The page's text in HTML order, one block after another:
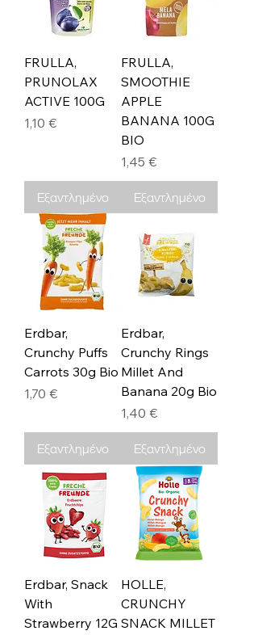
FRULLA,
PRUNOLAX
ACTIVE 100G
Τιμή
1,10 €
Εξαντλημένο
FRULLA,
SMOOTHIE
APPLE
BANANA 100G
BIO
Τιμή
1,45 €
Εξαντλημένο
Erdbar,
Crunchy Puffs
Carrots 30g Bio
Τιμή
1,70 €
Εξαντλημένο
Erdbar,
Crunchy Rings
Millet And
Banana 20g Bio
Τιμή
1,40 €
Εξαντλημένο
Erdbar, Snack
With
Strawberry 12G
HOLLE,
CRUNCHY
SNACK MILLET